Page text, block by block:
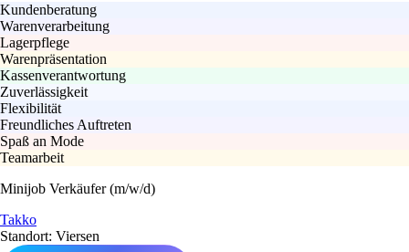
Kundenberatung
Warenverarbeitung
Lagerpflege
Warenpräsentation
Kassenverantwortung
Zuverlässigkeit
Flexibilität
Freundliches Auftreten
Spaß an Mode
Teamarbeit
Minijob Verkäufer (m/w/d)
Takko
Standort: Viersen